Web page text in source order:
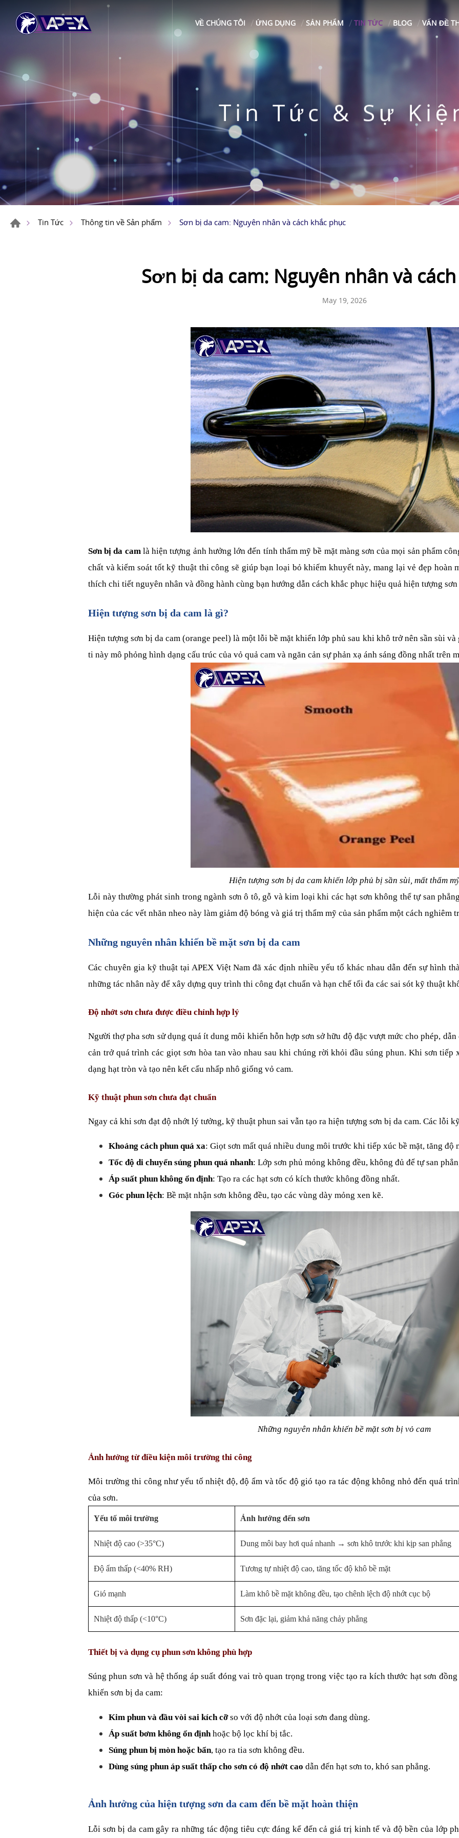
VỀ CHÚNG TÔI ỨNG DỤNG SẢN PHẨM TIN TỨC BLOG VẤN ĐỀ
Tin Tức & Sự
Tin Tức Thông tin về Sản phẩm Sơn bị da cam: Nguyên nhân và cách khắc phục
Sơn bị da cam: Nguyên nhân và
May 19, 2026
Sơn bị da cam là hiện tượng ảnh hưởng lớn đến tính thẩm mỹ bề mặt màng sơn của mọi sản phẩm
chất và kiểm soát tốt kỹ thuật thi công sẽ giúp bạn loại bỏ khiếm khuyết này, mang lại vẻ đẹp hoàn
thích chi tiết nguyên nhân và đồng hành cùng bạn hướng dẫn cách khắc phục hiệu quả hiện tượng
Hiện tượng sơn bị da cam là gì?
Hiện tượng sơn bị da cam (orange peel) là một lỗi bề mặt khiến lớp phủ sau khi khô trở nên sần sùi
ti này mô phỏng hình dạng cấu trúc của vỏ quả cam và ngăn cản sự phản xạ ánh sáng đồng nhất trên
Hiện tượng sơn bị da cam khiến lớp phủ bị sần sùi, mất thẩm
Lỗi này thường phát sinh trong ngành sơn ô tô, gỗ và kim loại khi các hạt sơn không thể tự san
hiện của các vết nhăn nheo này làm giảm độ bóng và giá trị thẩm mỹ của sản phẩm một cách nghiêm
Những nguyên nhân khiến bề mặt sơn bị da cam
Các chuyên gia kỹ thuật tại APEX Việt Nam đã xác định nhiều yếu tố khác nhau dẫn đến sự hình
những tác nhân này để xây dựng quy trình thi công đạt chuẩn và hạn chế tối đa các sai sót kỹ thuật
Độ nhớt sơn chưa được điều chỉnh hợp lý
Người thợ pha sơn sử dụng quá ít dung môi khiến hỗn hợp sơn sở hữu độ đặc vượt mức cho phép,
cản trở quá trình các giọt sơn hòa tan vào nhau sau khi chúng rời khỏi đầu súng phun. Khi sơn
dạng hạt tròn và tạo nên kết cấu nhấp nhô giống vỏ cam.
Kỹ thuật phun sơn chưa đạt chuẩn
Ngay cả khi sơn đạt độ nhớt lý tưởng, kỹ thuật phun sai vẫn tạo ra hiện tượng sơn bị da cam. Các lỗi
Khoảng cách phun quá xa: Giọt sơn mất quá nhiều dung môi trước khi tiếp xúc bề mặt, tăng độ
Tốc độ di chuyển súng phun quá nhanh: Lớp sơn phủ mỏng không đều, không đủ để tự san
Áp suất phun không ổn định: Tạo ra các hạt sơn có kích thước không đồng nhất.
Góc phun lệch: Bề mặt nhận sơn không đều, tạo các vùng dày mỏng xen kẽ.
Những nguyên nhân khiến bề mặt sơn bị vỏ cam
Ảnh hưởng từ điều kiện môi trường thi công
Môi trường thi công như yếu tố nhiệt độ, độ ẩm và tốc độ gió tạo ra tác động không nhỏ đến quá
của sơn.
Yếu tố môi trường Ảnh hưởng đến sơn
Nhiệt độ cao (>35°C) Dung môi bay hơi quá nhanh → sơn khô trước khi kịp san phẳng
Độ ẩm thấp (<40% RH) Tương tự nhiệt độ cao, tăng tốc độ khô bề mặt
Gió mạnh Làm khô bề mặt không đều, tạo chênh lệch độ nhớt cục bộ
Nhiệt độ thấp (<10°C) Sơn đặc lại, giảm khả năng chảy phẳng
Thiết bị và dụng cụ phun sơn không phù hợp
Súng phun sơn và hệ thống áp suất đóng vai trò quan trọng trong việc tạo ra kích thước hạt sơn
khiến sơn bị da cam:
Kim phun và đầu vòi sai kích cỡ so với độ nhớt của loại sơn đang dùng.
Áp suất bơm không ổn định hoặc bộ lọc khí bị tắc.
Súng phun bị mòn hoặc bẩn, tạo ra tia sơn không đều.
Dùng súng phun áp suất thấp cho sơn có độ nhớt cao dẫn đến hạt sơn to, khó san phẳng.
Ảnh hưởng của hiện tượng sơn da cam đến bề mặt hoàn thiện
Lỗi sơn bị da cam gây ra những tác động tiêu cực đáng kể đến cả giá trị kinh tế và độ bền của lớp